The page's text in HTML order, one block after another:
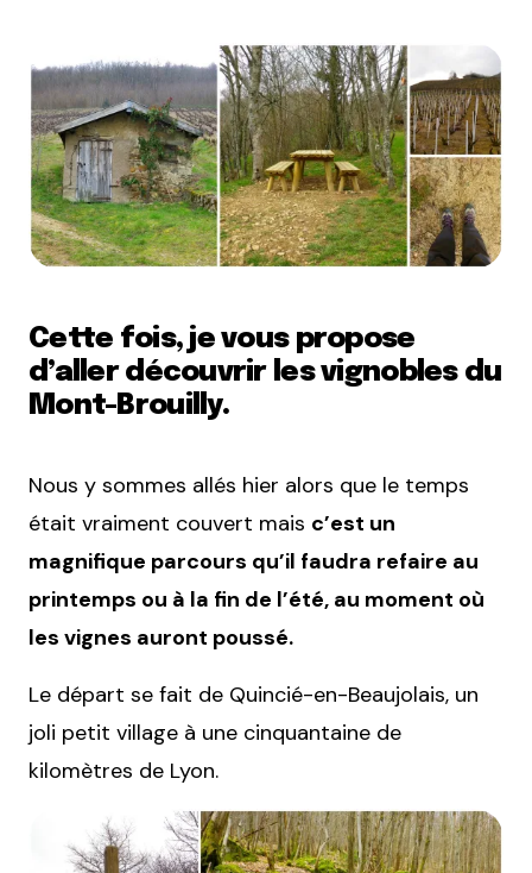
Cette fois, je vous propose
d’aller découvrir les vignobles du
Mont-Brouilly.
Nous y sommes allés hier alors que le temps
était vraiment couvert mais c’est un
magnifique parcours qu’il faudra refaire au
printemps ou à la fin de l’été, au moment où
les vignes auront poussé.
Le départ se fait de Quincié-en-Beaujolais, un
joli petit village à une cinquantaine de
kilomètres de Lyon.